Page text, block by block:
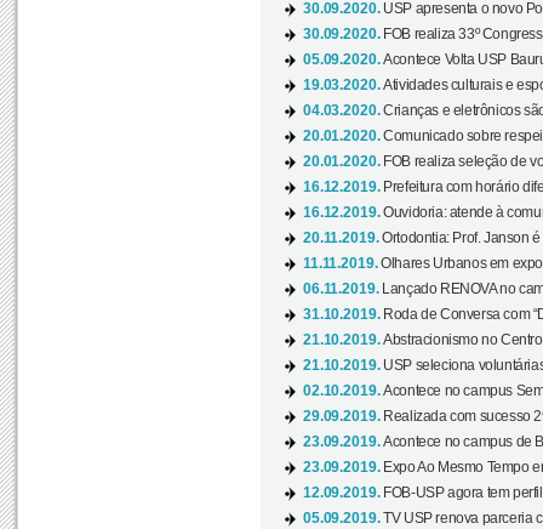
30.09.2020. USP apresenta o novo
30.09.2020. FOB realiza 33º
05.09.2020.Acontece Volta USP
19.03.2020.Atividades culturais e
04.03.2020.Crianças e eletrônicos
20.01.2020.Comunicado sobre
20.01.2020. FOB realiza seleção de
16.12.2019. Prefeitura com horário
16.12.2019.Ouvidoria: atende à
20.11.2019.Ortodontia: Prof. Janson
11.11.2019.Olhares Urbanos em
06.11.2019.
Lançado RENOVA no
31.10.2019. Roda de Conversa com
21.10.2019.Abstracionismo no
21.10.2019. USP seleciona
02.10.2019.Acontece no campus
29.09.2019. Realizada com sucesso
23.09.2019.Acontece no campus de
23.09.2019. Expo Ao Mesmo Tempo
12.09.2019. FOB-USP agora tem
05.09.2019.TV USP renova parceria